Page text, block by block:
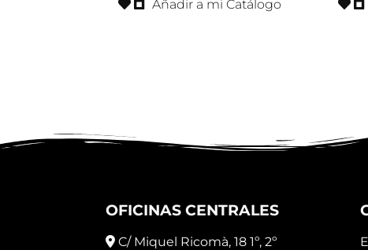
Añadir a mi Catálogo
OFICINAS CENTRALES
C/ Miquel Ricomà, 18 1º, 2º